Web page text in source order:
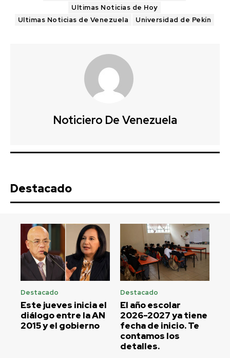
Ultimas Noticias de Hoy
Ultimas Noticias de Venezuela
Universidad de Pekín
Noticiero De Venezuela
Destacado
Destacado
Este jueves inicia el
diálogo entre la AN
2015 y el gobierno
Destacado
El año escolar
2026-2027 ya tiene
fecha de inicio. Te
contamos los
detalles.